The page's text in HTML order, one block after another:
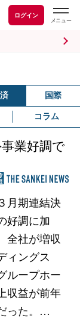
ログイン
国際
コラム
業好調で
月期連結決
好調に加
全社が増収
ィングス
ループホー
収益が前年
った。…